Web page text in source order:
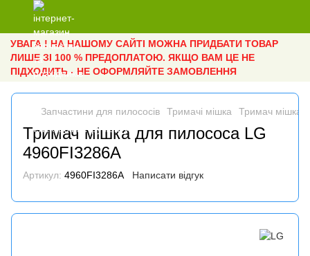
УВАГА ! НА НАШОМУ САЙТІ МОЖНА ПРИДБАТИ ТОВАР
ЛИШЕ ЗІ 100 % ПРЕДОПЛАТОЮ. ЯКЩО ВАМ ЦЕ НЕ
ПІДХОДИТЬ - НЕ ОФОРМЛЯЙТЕ ЗАМОВЛЕННЯ
Запчастини для пилососів Тримачі мішка Тримач мішка
Тримач мішка для пилососа LG
4960FI3286A
Артикул: 4960FI3286A Написати відгук